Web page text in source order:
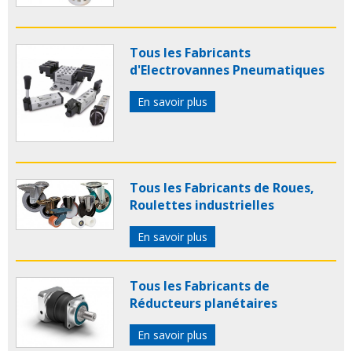
Tous les Fabricants
d'Electrovannes Pneumatiques
En savoir plus
Tous les Fabricants de Roues,
Roulettes industrielles
En savoir plus
Tous les Fabricants de
Réducteurs planétaires
En savoir plus